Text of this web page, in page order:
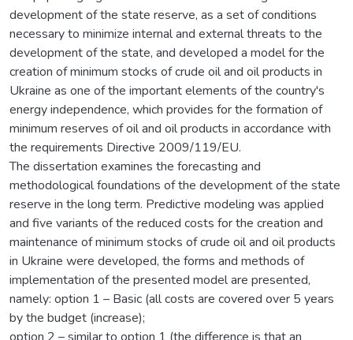
development of the state reserve, as a set of conditions
necessary to minimize internal and external threats to the
development of the state, and developed a model for the
creation of minimum stocks of crude oil and oil products in
Ukraine as one of the important elements of the country's
energy independence, which provides for the formation of
minimum reserves of oil and oil products in accordance with
the requirements Directive 2009/119/EU.
The dissertation examines the forecasting and
methodological foundations of the development of the state
reserve in the long term. Predictive modeling was applied
and five variants of the reduced costs for the creation and
maintenance of minimum stocks of crude oil and oil products
in Ukraine were developed, the forms and methods of
implementation of the presented model are presented,
namely: option 1 – Basic (all costs are covered over 5 years
by the budget (increase);